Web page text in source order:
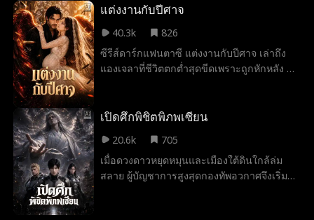
เปิดใช้งานขึ้น แล้วเปลี่ยนสัตว์ประหลาดสุด
กับดักมรณะให้กลายเป็นเกมจีบสาว
แต่งงานกับปีศาจ
40.3k
826
ซีรีส์ดาร์กแฟนตาซี แต่งงานกับปีศาจ เล่าถึง
แองเจลาที่ชีวิตตกต่ำสุดขีดเพราะถูกหักหลัง แต่
สวรรค์ ลูซิเฟอร์ต้องเลือกระหว่างอำนาจกับคน
ตัวเอง ซีรีส์นำเสนอรักต้องห้ามที่เต็มไปด้วย
การเสียสละและการไถ่บาป พร้อมตีความ
ตำนานปีศาจใหม่ว่า พลังที่ยิ่งใหญ่ที่สุดไม่ใช่
เปิดศึกพิชิตพิภพเซียน
20.6k
705
เมื่อดวงดาวหยุดหมุนและเมืองใต้ดินใกล้ล่ม
สลาย ผู้บัญชาการสูงสุดกองทัพอวกาศจึงเริ่ม